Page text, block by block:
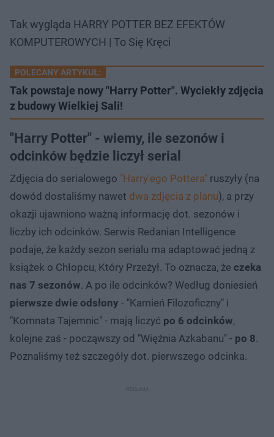
Tak wygląda HARRY POTTER BEZ EFEKTÓW
KOMPUTEROWYCH | To Się Kręci
POLECANY ARTYKUŁ:
Tak powstaje nowy "Harry Potter". Wyciekły zdjęcia
z budowy Wielkiej Sali!
"Harry Potter" - wiemy, ile sezonów i
odcinków będzie liczył serial
Zdjęcia do serialowego "Harry'ego Pottera" ruszyły (na
dowód dostaliśmy nawet dwa zdjęcia z planu), a przy
okazji ujawniono ważną informację dot. sezonów i
liczby ich odcinków. Serwis Redanian Intelligence
podaje, że każdy sezon serialu ma adaptować jedną z
książek o Chłopcu, Który Przeżył. To oznacza, że czeka
nas 7 sezonów. A po ile odcinków? Według doniesień
pierwsze dwie odsłony - "Kamień Filozoficzny" i
"Komnata Tajemnic" - mają liczyć po 6 odcinków,
kolejne zaś - począwszy od "Więźnia Azkabanu" - po 8.
Poznaliśmy też szczegóły dot. pierwszego odcinka.